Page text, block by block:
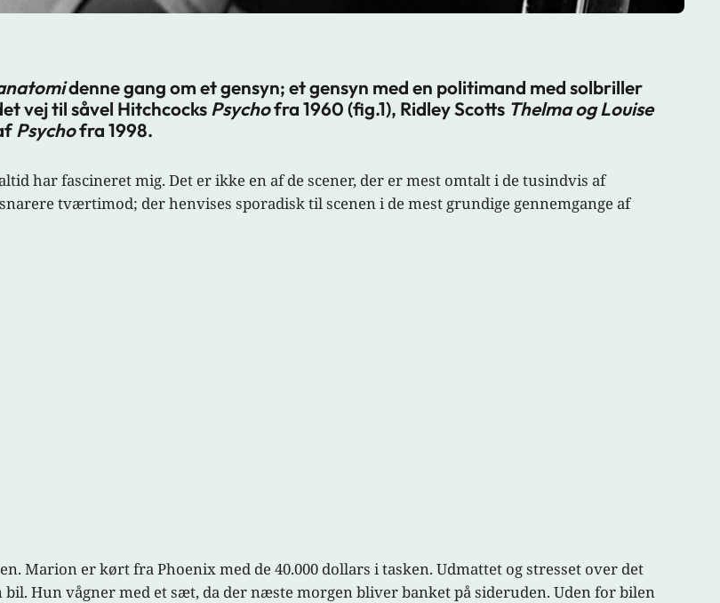
denne gang om et gensyn; et gensyn med en politimand med solbriller
vej til såvel HitchcocksPsychofra 1960 (fig.1), Ridley Scotts Thelma og Louise
Psychofra 1998.
har fascineret mig. Det er ikke en af de scener, der er mest omtalt i de tusindvis af
tværtimod; der henvises sporadisk til scenen i de mest grundige gennemgange af
Marion er kørt fra Phoenix med de 40.000 dollars i tasken. Udmattet og stresset over det
Hun vågner med et sæt, da der næste morgen bliver banket på sideruden. Uden for bilen